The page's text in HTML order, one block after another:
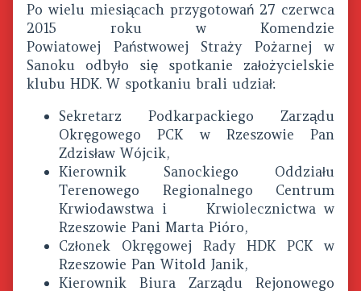
Po wielu miesiącach przygotowań 27 czerwca
2015 roku w Komendzie
Powiatowej Państwowej Straży Pożarnej w
Sanoku odbyło się spotkanie założycielskie
klubu HDK. W spotkaniu brali udział:
Sekretarz Podkarpackiego Zarządu
Okręgowego PCK w Rzeszowie Pan
Zdzisław Wójcik,
Kierownik Sanockiego Oddziału
Terenowego Regionalnego Centrum
Krwiodawstwa i Krwiolecznictwa w
Rzeszowie Pani Marta Pióro,
Członek Okręgowej Rady HDK PCK w
Rzeszowie Pan Witold Janik,
Kierownik Biura Zarządu Rejonowego